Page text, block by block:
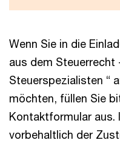
Wenn Sie in die
aus dem Steuerrecht
Steuerspezialisten “
möchten, füllen Sie
Kontaktformular aus.
vorbehaltlich der